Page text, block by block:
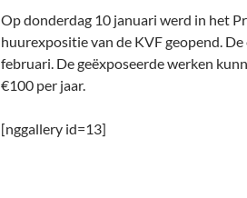
Op donderdag 10 januari werd in het
huurexpositie van de KVF geopend.
februari. De geëxposeerde werken
€100 per jaar.
[nggallery id=13]